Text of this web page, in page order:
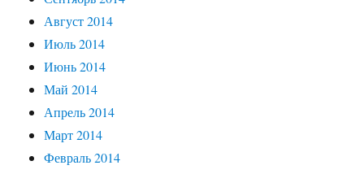
Август 2014
Июль 2014
Июнь 2014
Май 2014
Апрель 2014
Март 2014
Февраль 2014